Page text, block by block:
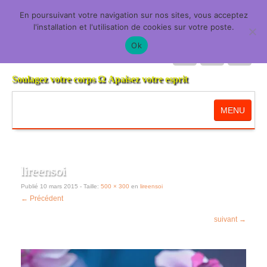
Harmonie de l'Être
Soulagez votre corpsΩApaisez votre esprit
MENU
Réflexologies
Réflexologie émotionnelle
lireensoi
Publié 10 mars 2015 - Taille: 500 × 300 en lireensoi
← Précédent
suivant →
En poursuivant votre navigation sur nos sites, vous acceptez
l'installation et l'utilisation de cookies sur votre poste.
Ok